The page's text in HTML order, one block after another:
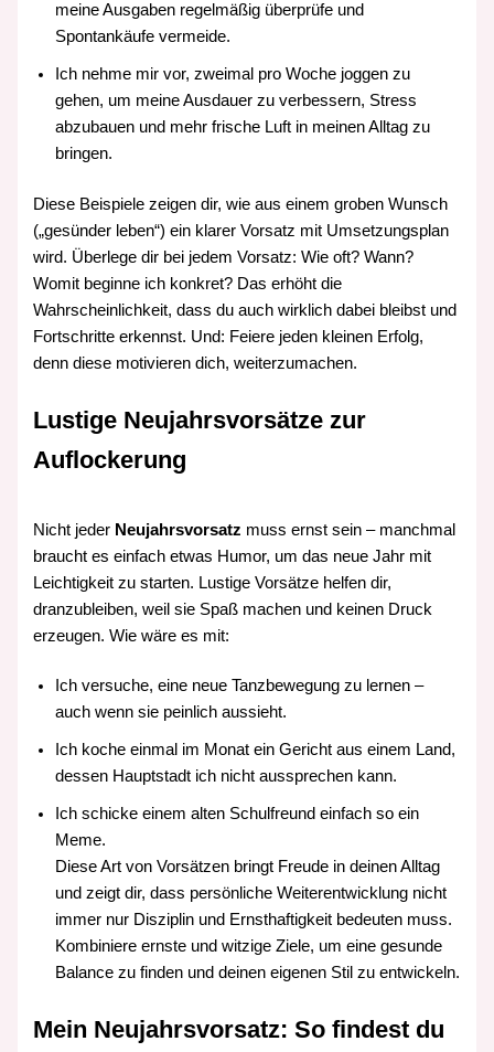
meine Ausgaben regelmäßig überprüfe und
Spontankäufe vermeide.
Ich nehme mir vor, zweimal pro Woche joggen zu
gehen, um meine Ausdauer zu verbessern, Stress
abzubauen und mehr frische Luft in meinen Alltag zu
bringen.
Diese Beispiele zeigen dir, wie aus einem groben Wunsch
(„gesünder leben“) ein klarer Vorsatz mit Umsetzungsplan
wird. Überlege dir bei jedem Vorsatz: Wie oft? Wann?
Womit beginne ich konkret? Das erhöht die
Wahrscheinlichkeit, dass du auch wirklich dabei bleibst und
Fortschritte erkennst. Und: Feiere jeden kleinen Erfolg,
denn diese motivieren dich, weiterzumachen.
Lustige Neujahrsvorsätze zur
Auflockerung
Nicht jeder Neujahrsvorsatz muss ernst sein – manchmal
braucht es einfach etwas Humor, um das neue Jahr mit
Leichtigkeit zu starten. Lustige Vorsätze helfen dir,
dranzubleiben, weil sie Spaß machen und keinen Druck
erzeugen. Wie wäre es mit:
Ich versuche, eine neue Tanzbewegung zu lernen –
auch wenn sie peinlich aussieht.
Ich koche einmal im Monat ein Gericht aus einem Land,
dessen Hauptstadt ich nicht aussprechen kann.
Ich schicke einem alten Schulfreund einfach so ein
Meme.
Diese Art von Vorsätzen bringt Freude in deinen Alltag
und zeigt dir, dass persönliche Weiterentwicklung nicht
immer nur Disziplin und Ernsthaftigkeit bedeuten muss.
Kombiniere ernste und witzige Ziele, um eine gesunde
Balance zu finden und deinen eigenen Stil zu entwickeln.
Mein Neujahrsvorsatz: So findest du